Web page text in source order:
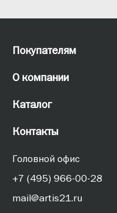
Покупателям
О компании
Каталог
Контакты
Головной офис
+7 (495) 966-00-28
mail@artis21.ru